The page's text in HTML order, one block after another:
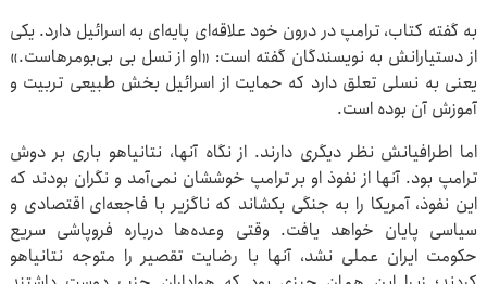
به گفته کتاب، ترامپ در درون خود علاقه‌ای پایه‌ای به اسرائیل دارد. یکی
از دستیارانش به نویسندگان گفته است: «او از نسل بی بی‌بومرهاست.»
یعنی به نسلی تعلق دارد که حمایت از اسرائیل بخش طبیعی تربیت و
آموزش آن بوده است.
اما اطرافیانش نظر دیگری دارند. از نگاه آنها، نتانیاهو باری بر دوش
ترامپ بود. آنها از نفوذ او بر ترامپ خوششان نمی‌آمد و نگران بودند که
این نفوذ، آمریکا را به جنگی بکشاند که ناگزیر با فاجعه‌ای اقتصادی و
سیاسی پایان خواهد یافت. وقتی وعده‌ها درباره فروپاشی سریع
حکومت ایران عملی نشد، آنها با رضایت تقصیر را متوجه نتانیاهو